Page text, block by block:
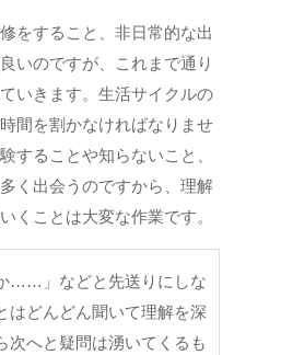
をすること、非日常的な出
いのですが、これまで通り
いきます。生活サイクルの
間を割かなければなりませ
することや知らないこと、
く出会うのですから、理解
くことは大変な作業です。
……」などと先送りにしな
はどんどん聞いて理解を深
次へと疑問は湧いてくるも